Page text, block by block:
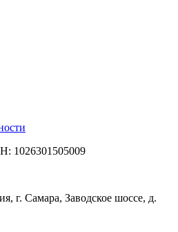
г. Самара, Заводское шоссе, д.